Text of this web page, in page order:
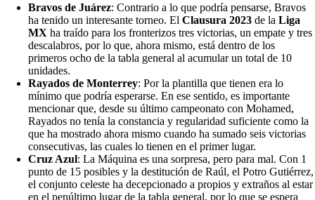
Bravos de Juárez: Contrario a lo que podría pensarse, Bravos
ha tenido un interesante torneo. El Clausura 2023 de la Liga
MX ha traído para los fronterizos tres victorias, un empate y tres
descalabros, por lo que, ahora mismo, está dentro de los
primeros ocho de la tabla general al acumular un total de 10
unidades.
Rayados de Monterrey: Por la plantilla que tienen era lo
mínimo que podría esperarse. En ese sentido, es importante
mencionar que, desde su último campeonato con Mohamed,
Rayados no tenía la constancia y regularidad suficiente como la
que ha mostrado ahora mismo cuando ha sumado seis victorias
consecutivas, las cuales lo tienen en el primer lugar.
Cruz Azul: La Máquina es una sorpresa, pero para mal. Con 1
punto de 15 posibles y la destitución de Raúl, el Potro Gutiérrez,
el conjunto celeste ha decepcionado a propios y extraños al estar
en el penúltimo lugar de la tabla general, por lo que se espera